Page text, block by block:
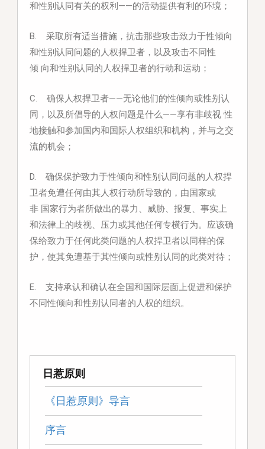
和性别认同有关的权利——的活动提供有利的环境；
B. 采取所有适当措施，抗击那些攻击致力于性倾向
和性别认同问题的人权捍卫者，以及攻击不同性
倾 向和性别认同的人权捍卫者的行动和运动；
C. 确保人权捍卫者——无论他们的性倾向或性别认
同，以及所倡导的人权问题是什么——享有非歧视 性
地接触和参加国内和国际人权组织和机构，并与之交
流的机会；
D. 确保保护致力于性倾向和性别认同问题的人权捍
卫者免遭任何由其人权行动所导致的，由国家或
非 国家行为者所做出的暴力、威胁、报复、事实上
和法律上的歧视、压力或其他任何专横行为。应该确
保给致力于任何此类问题的人权捍卫者以同样的保
护，使其免遭基于其性倾向或性别认同的此类对待；
E. 支持承认和确认在全国和国际层面上促进和保护
不同性倾向和性别认同者的人权的组织。
日惹原则
《日惹原则》导言
序言